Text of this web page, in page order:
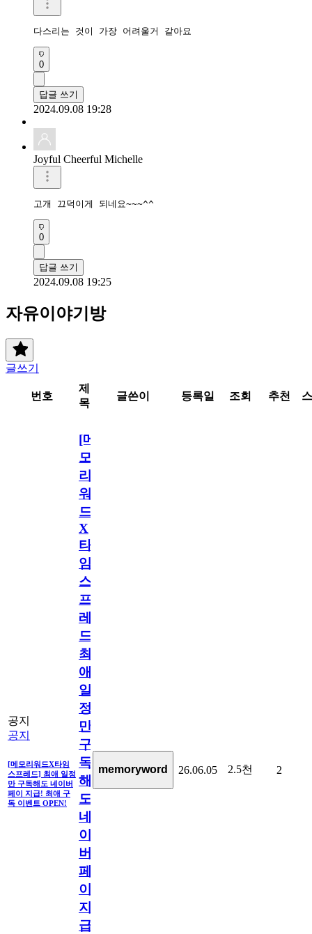
다스리는 것이 가장 어려울거 같아요
0
답글 쓰기
2024.09.08 19:28
Joyful Cheerful Michelle
고개 끄덕이게 되네요~~~^^
0
답글 쓰기
2024.09.08 19:25
자유이야기방
글쓰기
번호
제
목
글쓴이 등록일 조회 추천
공지
공지
[메모리워드X타임
스프레드] 최애 일정
만 구독해도 네이버
페이 지급! 최애 구
독 이벤트 OPEN!
[메
모
리
워
드
X
타
임
스
프
레
드]
최
애
일
정
만
구
독
해
도
네
이
버
페
이
지
급!
memoryword 26.06.05 2.5천 2